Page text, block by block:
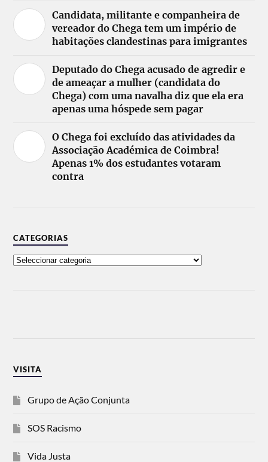
Candidata, militante e companheira de
vereador do Chega tem um império de
habitações clandestinas para imigrantes
Deputado do Chega acusado de agredir e
de ameaçar a mulher (candidata do
Chega) com uma navalha diz que ela era
apenas uma hóspede sem pagar
O Chega foi excluído das atividades da
Associação Académica de Coimbra!
Apenas 1% dos estudantes votaram
contra
CATEGORIAS
VISITA
Grupo de Ação Conjunta
SOS Racismo
Vida Justa